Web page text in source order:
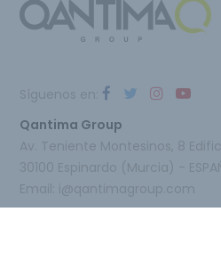
Qantima Group